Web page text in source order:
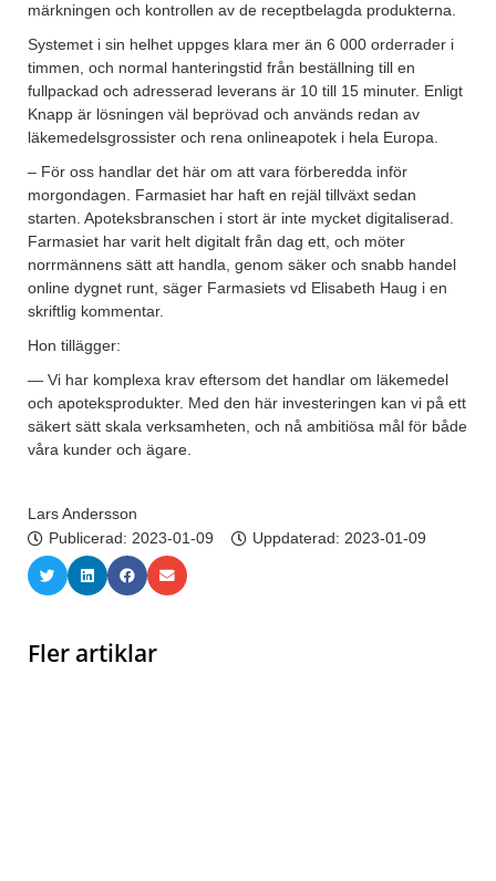
märkningen och kontrollen av de receptbelagda produkterna.
Systemet i sin helhet uppges klara mer än 6 000 orderrader i
timmen, och normal hanteringstid från beställning till en
fullpackad och adresserad leverans är 10 till 15 minuter. Enligt
Knapp är lösningen väl beprövad och används redan av
läkemedelsgrossister och rena onlineapotek i hela Europa.
– För oss handlar det här om att vara förberedda inför
morgondagen. Farmasiet har haft en rejäl tillväxt sedan
starten. Apoteksbranschen i stort är inte mycket digitaliserad.
Farmasiet har varit helt digitalt från dag ett, och möter
norrmännens sätt att handla, genom säker och snabb handel
online dygnet runt, säger Farmasiets vd Elisabeth Haug i en
skriftlig kommentar.
Hon tillägger:
— Vi har komplexa krav eftersom det handlar om läkemedel
och apoteksprodukter. Med den här investeringen kan vi på ett
säkert sätt skala verksamheten, och nå ambitiösa mål för både
våra kunder och ägare.
Lars Andersson
Publicerad: 2023-01-09 Uppdaterad: 2023-01-09
Fler artiklar